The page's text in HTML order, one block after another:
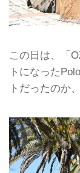
この日は、「
トになった
トだったのか